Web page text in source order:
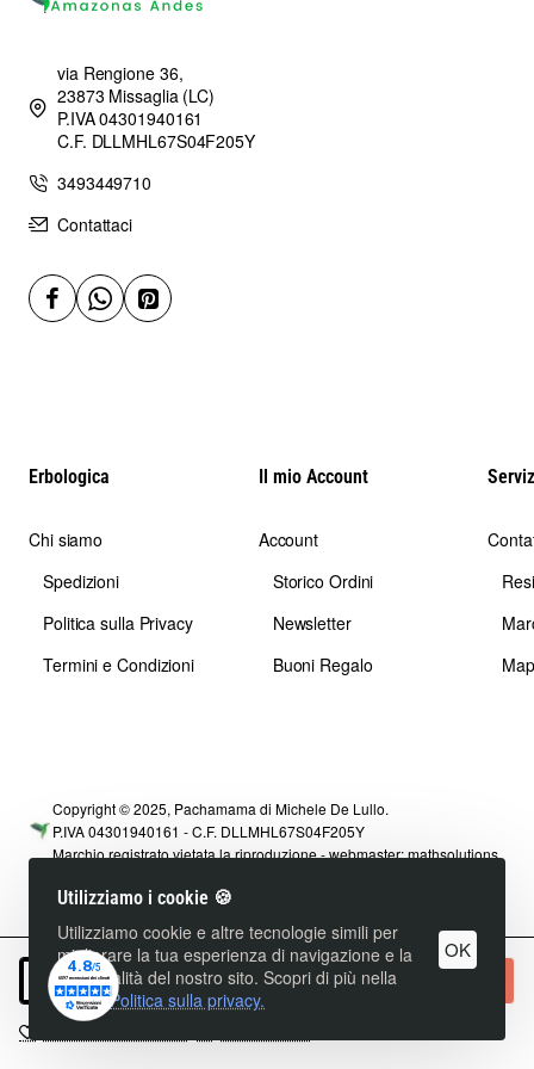
Utilizziamo i cookie 🍪
Utilizziamo cookie e altre tecnologie simili per
migliorare la tua esperienza di navigazione e la
funzionalità del nostro sito. Scopri di più nella
nostraPolitica sulla privacy.
OK
+ Carrello
erboristici, avendo anche dei prezzi inferiori.
scelta
Marca: Erbologica Amazonas Andes
via Rengione 36,
23873 Missaglia (LC)
P.IVA 04301940161
C.F. DLLMHL67S04F205Y
3493449710
Contattaci
Erbologica
Chi siamo
Spedizioni
Politica sulla Privacy
Termini e Condizioni
Il mio Account
Account
Storico Ordini
Newsletter
Buoni Regalo
Copyright © 2025, Pachamama di Michele De Lullo.
P.IVA 04301940161 - C.F. DLLMHL67S04F205Y
Marchio registrato vietata la riproduzione - webmaster:mathsolutions